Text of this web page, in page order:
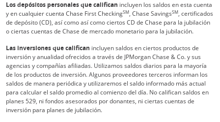
Los depósitos personales que califican incluyen los saldos en esta cuenta
y en cualquier cuenta Chase First CheckingSM, Chase SavingsSM, certificados
de depósito (CD), así como así como ciertos CD de Chase para la jubilación
o ciertas cuentas de Chase de mercado monetario para la jubilación.
Las inversiones que califican incluyen saldos en ciertos productos de
inversión y anualidad ofrecidos a través de JPMorgan Chase & Co. y sus
agencias y compañías afiliadas. Utilizamos saldos diarios para la mayoría
de los productos de inversión. Algunos proveedores terceros informan los
saldos de manera periódica y utilizaremos el saldo informado más actual
para calcular el saldo promedio al comienzo del día. No califican saldos en
planes 529, ni fondos asesorados por donantes, ni ciertas cuentas de
inversión para planes de jubilación.